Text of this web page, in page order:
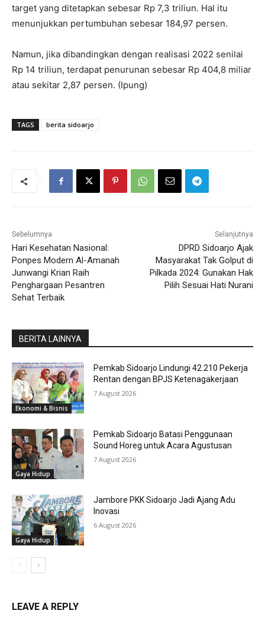
target yang ditetapkan sebesar Rp 7,3 triliun. Hal itu
menunjukkan pertumbuhan sebesar 184,97 persen.
Namun, jika dibandingkan dengan realisasi 2022 senilai
Rp 14 triliun, terdapat penurunan sebesar Rp 404,8 miliar
atau sekitar 2,87 persen. (Ipung)
TAGS berita sidoarjo
Sebelumnya
Hari Kesehatan Nasional:
Ponpes Modern Al-Amanah
Junwangi Krian Raih
Penghargaan Pesantren
Sehat Terbaik
Selanjutnya
DPRD Sidoarjo Ajak
Masyarakat Tak Golput di
Pilkada 2024: Gunakan Hak
Pilih Sesuai Hati Nurani
BERITA LAINNYA
Ekonomi & Bisnis
Pemkab Sidoarjo Lindungi 42.210 Pekerja
Rentan dengan BPJS Ketenagakerjaan
7 August 2026
Gaya Hidup
Pemkab Sidoarjo Batasi Penggunaan
Sound Horeg untuk Acara Agustusan
7 August 2026
Gaya Hidup
Jambore PKK Sidoarjo Jadi Ajang Adu
Inovasi
6 August 2026
LEAVE A REPLY